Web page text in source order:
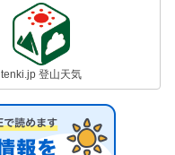
tenki.jp 登山天気